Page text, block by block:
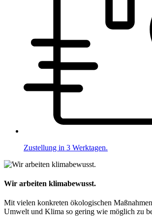
Zustellung in 3 Werktagen.
Wir arbeiten klimabewusst.
Mit vielen konkreten ökologischen
Umwelt und Klima so gering wie möglich zu